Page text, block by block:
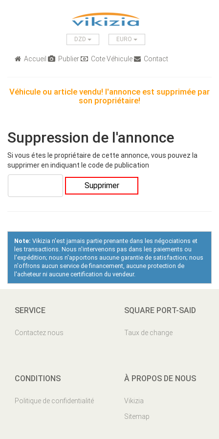
DZD EURO
Accueil Publier Cote Véhicule Contact
Véhicule ou article vendu! l'annonce est supprimée par
son propriétaire!
Suppression de l'annonce
Si vous étes le propriétaire de cette annonce, vous pouvez la
supprimer en indiquant le code de publication
Supprimer
Note: Vikizia n'est jamais partie prenante dans les négociations et
les transactions. Nous n'intervenons pas dans les paiements ou
l'expédition; nous n'apportons aucune garantie de satisfaction; nous
n'offrons aucun service de financement, aucune protection de
l'acheteur ni aucune certification du vendeur.
SERVICE
Contactez nous
SQUARE PORT-SAID
Taux de change
CONDITIONS
Politique de confidentialité
À PROPOS DE NOUS
Vikizia
Sitemap